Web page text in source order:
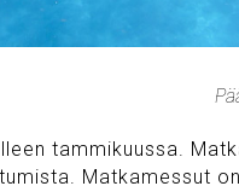
tammikuussa.
Matkamessut